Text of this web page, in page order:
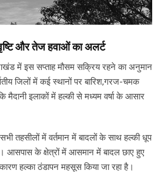
और तेज हवाओं का अलर्ट
में इस सप्ताह मौसम सक्रिय रहने का अनुमान
जिलों में कई स्थानों पर बारिश,गरज-चमक
मैदानी इलाकों में हल्की से मध्यम वर्षा के आसार
तहसीलों में वर्तमान में बादलों के साथ हल्की धूप
आसपास के क्षेत्रों में आसमान में बादल छाए हुए
हल्का ठंडापन महसूस किया जा रहा है।